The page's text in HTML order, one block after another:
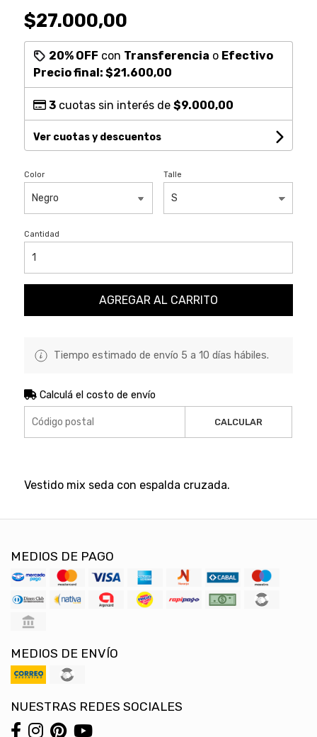
$27.000,00
20% OFF con Transferencia o Efectivo
Precio final: $21.600,00
3cuotas sin interés de $9.000,00
Ver cuotas y descuentos
Color Talle
Cantidad
AGREGAR AL CARRITO
Tiempo estimado de envío 5 a 10 días hábiles.
Calculá el costo de envío
CALCULAR
Vestido mix seda con espalda cruzada.
MEDIOS DE PAGO
MEDIOS DE ENVÍO
NUESTRAS REDES SOCIALES